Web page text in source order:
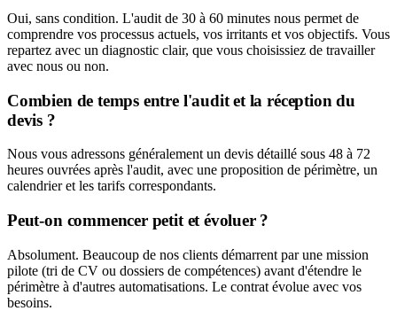
Oui, sans condition. L'audit de 30 à 60 minutes nous permet de
comprendre vos processus actuels, vos irritants et vos objectifs. Vous
repartez avec un diagnostic clair, que vous choisissiez de travailler
avec nous ou non.
Combien de temps entre l'audit et la réception du
devis ?
Nous vous adressons généralement un devis détaillé sous 48 à 72
heures ouvrées après l'audit, avec une proposition de périmètre, un
calendrier et les tarifs correspondants.
Peut-on commencer petit et évoluer ?
Absolument. Beaucoup de nos clients démarrent par une mission
pilote (tri de CV ou dossiers de compétences) avant d'étendre le
périmètre à d'autres automatisations. Le contrat évolue avec vos
besoins.